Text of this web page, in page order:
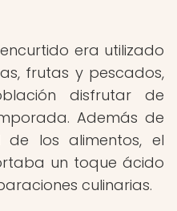
era utilizado
frutas y pescados,
disfrutar de
Además de
los alimentos, el
un toque ácido
culinarias.